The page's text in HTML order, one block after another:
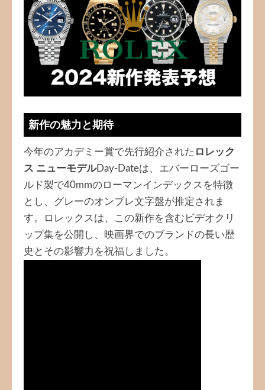
新作の魅力と期待
今年のアカデミー賞で先行紹介された ロレック
ス ニューモデルDay-Dateは、エバーローズゴー
ルド製で40mmのローマンインデックスを特徴
とし、グレーのオンブレ文字盤が推定されま
す。ロレックスは、この新作を含むビデオクリ
ップ集を公開し、映画界でのブランドの長い歴
史とその影響力を祝福しました。